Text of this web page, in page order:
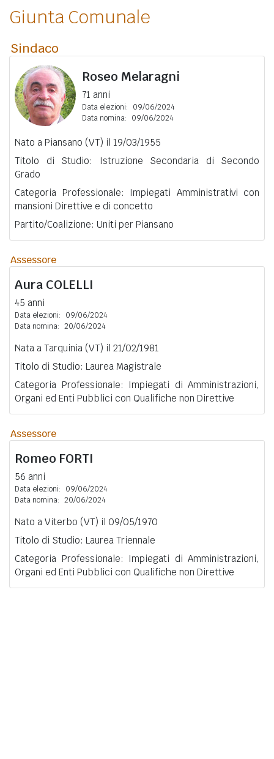
Giunta Comunale
Sindaco
Roseo Melaragni
71 anni
Data elezioni:
09/06/2024
Data nomina:
09/06/2024
Nato a Piansano (VT) il 19/03/1955
Titolo di Studio: Istruzione Secondaria di Secondo
Grado
Categoria Professionale: Impiegati Amministrativi con
mansioni Direttive e di concetto
Partito/Coalizione: Uniti per Piansano
Assessore
Aura COLELLI
45 anni
Data elezioni:
09/06/2024
Data nomina: 20/06/2024
Nata a Tarquinia (VT) il 21/02/1981
Titolo di Studio: Laurea Magistrale
Categoria Professionale: Impiegati di Amministrazioni,
Organi ed Enti Pubblici con Qualifiche non Direttive
Assessore
Romeo FORTI
56 anni
Data elezioni:
09/06/2024
Data nomina: 20/06/2024
Nato a Viterbo (VT) il 09/05/1970
Titolo di Studio: Laurea Triennale
Categoria Professionale: Impiegati di Amministrazioni,
Organi ed Enti Pubblici con Qualifiche non Direttive